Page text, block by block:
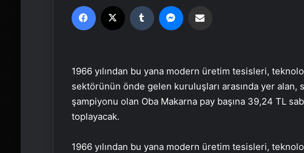
Facebook Tumblr
1966 yılından bu yana modern üretim tesisleri,
sektörünün önde gelen kuruluşları arasında yer alan,
şampiyonu olan Oba Makarna pay başına 39,24 TL
toplayacak.
1966 yılından bu yana modern üretim tesisleri,